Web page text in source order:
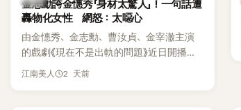
最近的新聞，李瑞鎮突然直球發問：「妳不
是上新聞了？說妳去做整形？是人中縮短
手術嗎？」一貫犀利又不留情的問法，讓現
場瞬間笑成一片。對此，李智惠也毫不閃
躲，淡定接招，兩人鬥嘴默契十足。 話題
「雙向互動」，並非外界所稱的單方面騷擾。
金志勳誇金憓秀「身材太驚人」！一句話遭
轟物化女性 網怒：太噁心
由金憓秀、金志勳、曹汝貞、金宰澈主演
的戲劇《現在不是出軌的問題》近日開播，
為宣傳新作品，四位主演一同出演
江南美人 2 天前